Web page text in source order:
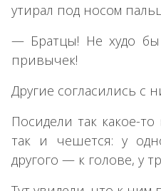
утирал под носом
— Братцы! Не худо бы
привычек!
Другие согласились с
Посидели так какое-
так и чешется: у
другого — к голове, у